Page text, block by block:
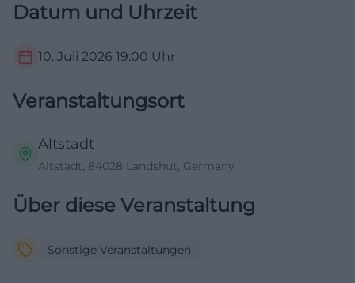
Datum und Uhrzeit
10. Juli 2026 19:00 Uhr
Veranstaltungsort
Altstadt
Altstadt, 84028 Landshut, Germany
Über diese Veranstaltung
Sonstige Veranstaltungen